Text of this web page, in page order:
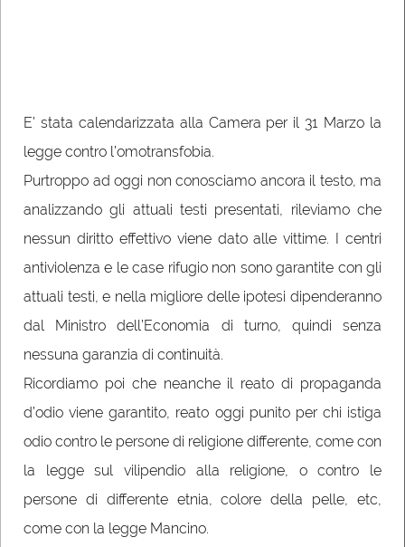
E’ stata calendarizzata alla Camera per il 31 Marzo la
legge contro l’omotransfobia.
Purtroppo ad oggi non conosciamo ancora il testo, ma
analizzando gli attuali testi presentati, rileviamo che
nessun diritto effettivo viene dato alle vittime. I centri
antiviolenza e le case rifugio non sono garantite con gli
attuali testi, e nella migliore delle ipotesi dipenderanno
dal Ministro dell’Economia di turno, quindi senza
nessuna garanzia di continuità.
Ricordiamo poi che neanche il reato di propaganda
d’odio viene garantito, reato oggi punito per chi istiga
odio contro le persone di religione differente, come con
la legge sul vilipendio alla religione, o contro le
persone di differente etnia, colore della pelle, etc,
come con la legge Mancino.